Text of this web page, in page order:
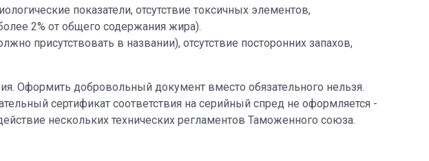
показатели, отсутствие токсичных элементов,
2% от общего содержания жира).
присутствовать в названии), отсутствие посторонних запахов,
Оформить добровольный документ вместо обязательного нельзя.
сертификат соответствия на серийный спред не оформляется -
нескольких технических регламентов Таможенного союза.